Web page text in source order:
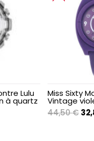
Lulu
à quartz
Miss Sixty
Vintage
44,50€ Le